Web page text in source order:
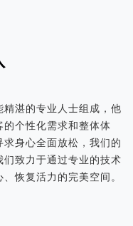
湛的专业人士组成，他
个性化需求和整体体
身心全面放松，我们的
致力于通过专业的技术
恢复活力的完美空间。